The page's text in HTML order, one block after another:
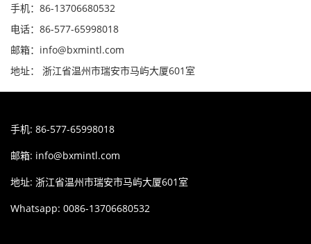
手机：86-13706680532
电话：86-577-65998018
邮箱：info@bxmintl.com
地址： 浙江省温州市瑞安市马屿大厦601室
手机: 86-577-65998018
邮箱: info@bxmintl.com
地址: 浙江省温州市瑞安市马屿大厦601室
Whatsapp: 0086-13706680532